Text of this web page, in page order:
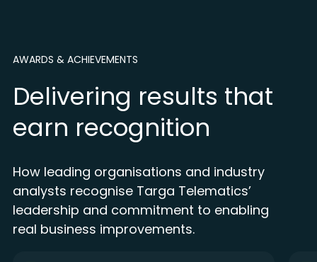
AWARDS & ACHIEVEMENTS
Delivering results that
earn recognition
How leading organisations and industry
analysts recognise Targa Telematics’
leadership and commitment to enabling
real business improvements.